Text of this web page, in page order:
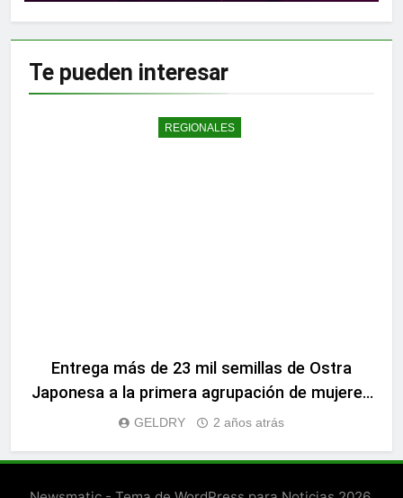
Te pueden interesar
REGIONALES
Entrega más de 23 mil semillas de Ostra
Japonesa a la primera agrupación de mujeres
ostreras de Chile
GELDRY 2 años atrás